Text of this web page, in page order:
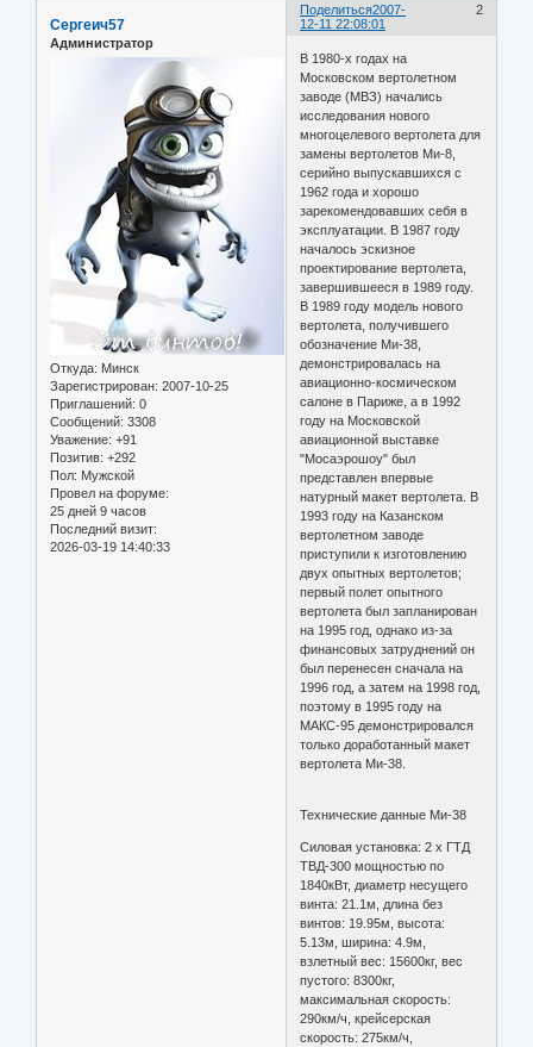
Поделиться 2
2007-
12-11 22:08:01
Сергеич57
Администратор
Откуда: Минск
Зарегистрирован: 2007-10-25
Приглашений: 0
Сообщений: 3308
Уважение: +91
Позитив: +292
Пол: Мужской
Провел на форуме:
25 дней 9 часов
Последний визит:
2026-03-19 14:40:33
В 1980-х годах на
Московском вертолетном
заводе (МВЗ) начались
исследования нового
многоцелевого вертолета для
замены вертолетов Ми-8,
серийно выпускавшихся с
1962 года и хорошо
зарекомендовавших себя в
эксплуатации. В 1987 году
началось эскизное
проектирование вертолета,
завершившееся в 1989 году.
В 1989 году модель нового
вертолета, получившего
обозначение Ми-38,
демонстрировалась на
авиационно-космическом
салоне в Париже, а в 1992
году на Московской
авиационной выставке
"Мосаэрошоу" был
представлен впервые
натурный макет вертолета. В
1993 году на Казанском
вертолетном заводе
приступили к изготовлению
двух опытных вертолетов;
первый полет опытного
вертолета был запланирован
на 1995 год, однако из-за
финансовых затруднений он
был перенесен сначала на
1996 год, а затем на 1998 год,
поэтому в 1995 году на
МАКС-95 демонстрировался
только доработанный макет
вертолета Ми-38.
Технические данные Ми-38
Силовая установка: 2 x ГТД
ТВД-300 мощностью по
1840кВт, диаметр несущего
винта: 21.1м, длина без
винтов: 19.95м, высота:
5.13м, ширина: 4.9м,
взлетный вес: 15600кг, вес
пустого: 8300кг,
максимальная скорость:
290км/ч, крейсерская
скорость: 275км/ч,